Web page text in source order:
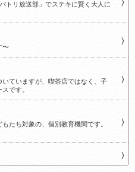
トリ放送部」でステキに賢く大人に
〜
いていますが、喫茶店ではなく、子
です。
たち対象の、個別教育機関です。